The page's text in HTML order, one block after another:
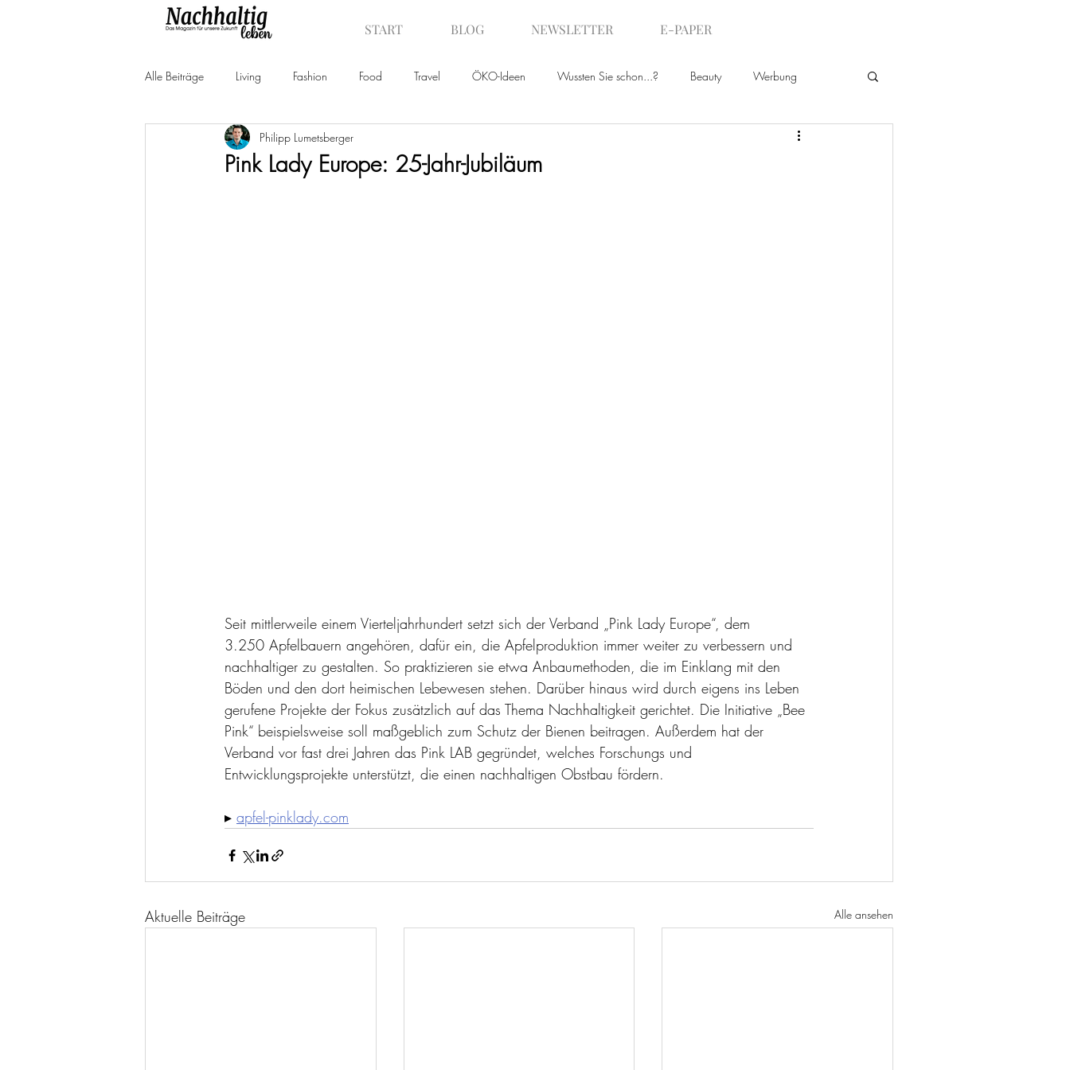
START BLOG NEWSLETTER E-PAPER
Alle Beiträge Living Fashion Food Travel ÖKO-Ideen Wussten Sie schon...? Beauty Werbung
Produkttests Neuheiten News
Pink Lady Europe: 25-Jahr-Jubiläum
Philipp Lumetsberger
Seit mittlerweile einem Vierteljahrhundert setzt sich der Verband „Pink Lady Europe“, dem
3.250 Apfelbauern angehören, dafür ein, die Apfelproduktion immer weiter zu verbessern und
nachhaltiger zu gestalten. So praktizieren sie etwa Anbaumethoden, die im Einklang mit den
Böden und den dort heimischen Lebewesen stehen. Darüber hinaus wird durch eigens ins Leben
gerufene Projekte der Fokus zusätzlich auf das Thema Nachhaltigkeit gerichtet. Die Initiative „Bee
Pink“ beispielsweise soll maßgeblich zum Schutz der Bienen beitragen. Außerdem hat der
Verband vor fast drei Jahren das Pink LAB gegründet, welches Forschungs und
Entwicklungsprojekte unterstützt, die einen nachhaltigen Obstbau fördern.
▸ apfel-pinklady.com
Aktuelle Beiträge Alle ansehen